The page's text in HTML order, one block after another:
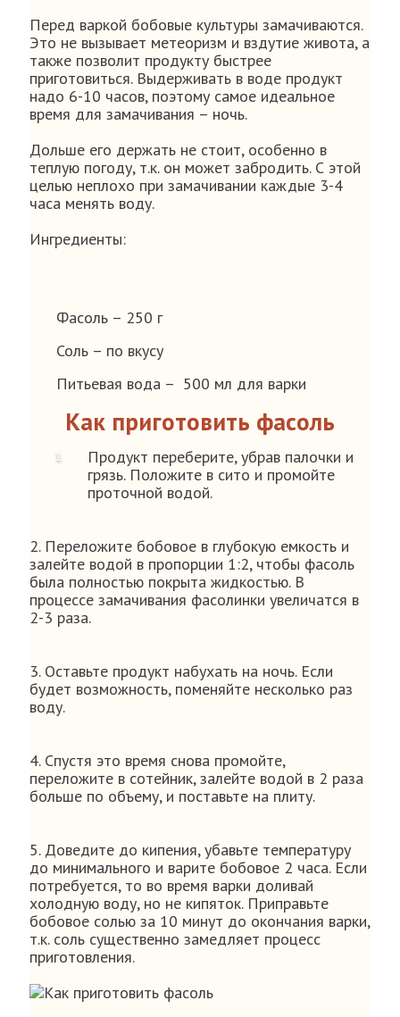
Перед варкой бобовые культуры замачиваются.
Это не вызывает метеоризм и вздутие живота, а
также позволит продукту быстрее
приготовиться. Выдерживать в воде продукт
надо 6-10 часов, поэтому самое идеальное
время для замачивания – ночь.
Дольше его держать не стоит, особенно в
теплую погоду, т.к. он может забродить. С этой
целью неплохо при замачивании каждые 3-4
часа менять воду.
Ингредиенты:
Фасоль – 250 г
Соль – по вкусу
Питьевая вода – 500 мл для варки
Как приготовить фасоль
Продукт переберите, убрав палочки и
грязь. Положите в сито и промойте
проточной водой.
2. Переложите бобовое в глубокую емкость и
залейте водой в пропорции 1:2, чтобы фасоль
была полностью покрыта жидкостью. В
процессе замачивания фасолинки увеличатся в
2-3 раза.
3. Оставьте продукт набухать на ночь. Если
будет возможность, поменяйте несколько раз
воду.
4. Спустя это время снова промойте,
переложите в сотейник, залейте водой в 2 раза
больше по объему, и поставьте на плиту.
5. Доведите до кипения, убавьте температуру
до минимального и варите бобовое 2 часа. Если
потребуется, то во время варки доливай
холодную воду, но не кипяток. Приправьте
бобовое солью за 10 минут до окончания варки,
т.к. соль существенно замедляет процесс
приготовления.